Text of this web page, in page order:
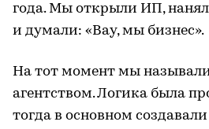
года. Мы открыли ИП,
и думали: «Вау, мы бизнес».
На тот момент мы называли
агентством. Логика была
тогда в основном